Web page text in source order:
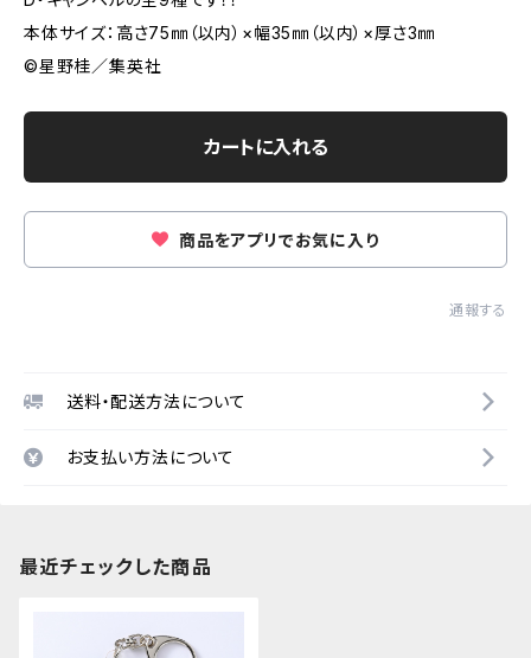
本体サイズ：高さ75㎜（以内）×幅35㎜（以内）×厚さ3㎜
©︎星野桂／集英社
カートに入れる
商品をアプリでお気に入り
通報する
送料・配送方法について
お支払い方法について
最近チェックした商品